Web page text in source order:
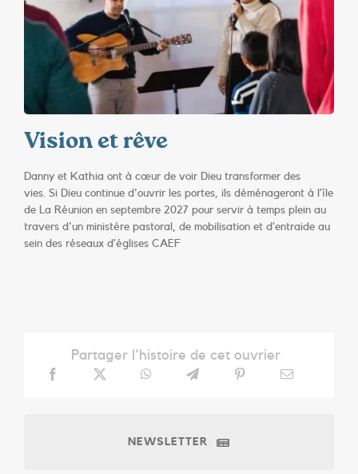
Vision et rêve
Dannyet Kathia ont à cœur de voir Dieu transformer des
vies. Si Dieu continue d'ouvrir les portes, ils déménageront à l’île
de La Réunion en septembre 2027 pour servir à temps plein au
travers d'un ministère pastoral, de mobilisation et d’entraide au
sein des réseaux d’églises CAEF
Partager l'histoire de cet ouvrier
NEWSLETTER